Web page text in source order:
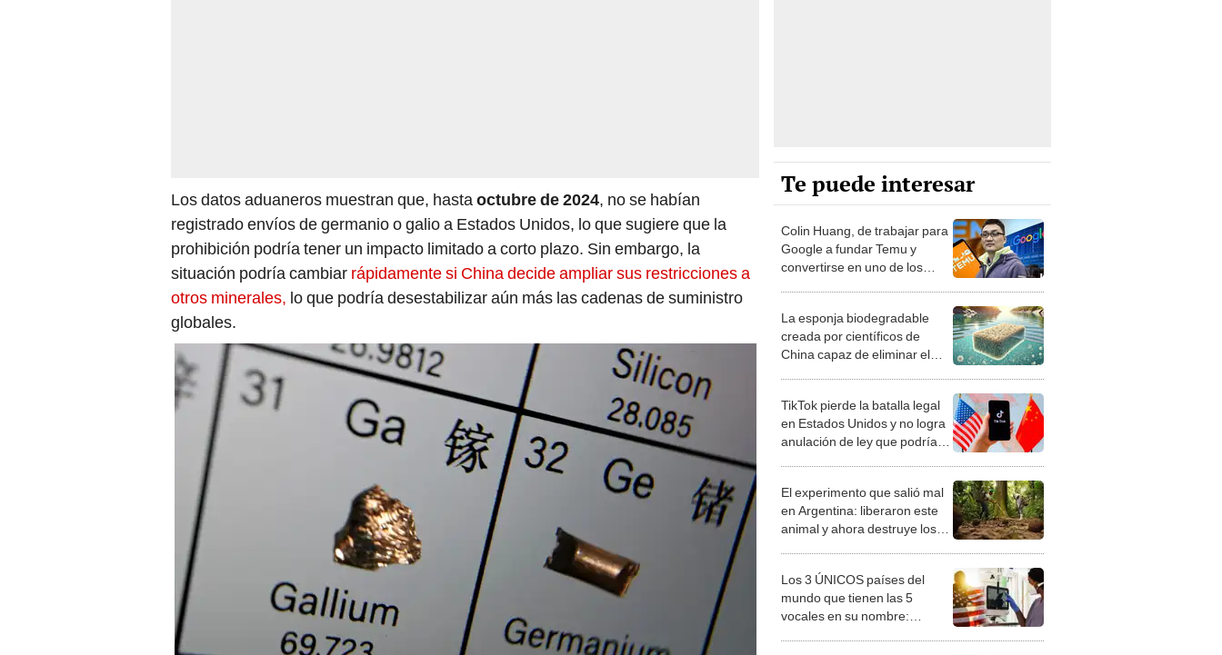
Los datos aduaneros muestran que, hastaoctubre de 2024, no se habían
registrado envíos de germanio o galio a Estados Unidos, lo que sugiere que la
prohibición podría tener un impacto limitado a corto plazo. Sin embargo, la
situación podría cambiar rápidamente si China decide ampliar sus restricciones a
otros minerales, lo que podría desestabilizar aún más las cadenas de suministro
globales.
Te puede interesar
Colin Huang, de trabajar para
Google a fundar Temu y
convertirse en uno de los
La esponja biodegradable
creada por científicos de
China capaz de eliminar el
TikTok pierde la batalla legal
en Estados Unidos y no logra
anulación de ley que podría
El experimento que salió mal
en Argentina: liberaron este
animal y ahora destruye los
Los 3 ÚNICOS países del
mundo que tienen las 5
vocales en su nombre: